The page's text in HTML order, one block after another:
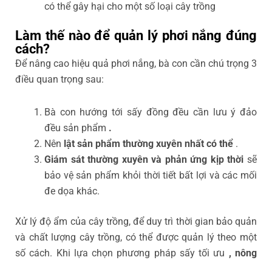
có thể gây hại cho một số loại cây trồng
Làm thế nào để quản lý phơi nắng đúng
cách?
Để nâng cao hiệu quả phơi nắng, bà con cần chú trọng 3
điều quan trọng sau:
Bà con hướng tới sấy đồng đều cần lưu ý đảo
đều sản phẩm .
Nên lật sản phẩm thường xuyên nhất có thể .
Giám sát thường xuyên và phản ứng kịp thời sẽ
bảo vệ sản phẩm khỏi thời tiết bất lợi và các mối
đe dọa khác.
Xử lý độ ẩm của cây trồng, để duy trì thời gian bảo quản
và chất lượng cây trồng, có thể được quản lý theo một
số cách. Khi lựa chọn phương pháp sấy tối ưu , nông